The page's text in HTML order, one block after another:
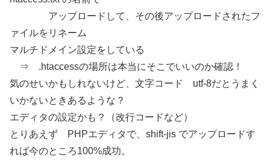
アップロードして、その後アップロードされたフ
ァイルをリネーム
マルチドメイン設定をしている
⇒ .htaccessの場所は本当にそこでいいのか確認！
気のせいかもしれないけど、文字コード utf-8だとうまく
いかないときあるような？
エディタの設定かも？（改行コードなど）
とりあえず PHPエディタで、shift-jis でアップロードす
れば今のところ100%成功。